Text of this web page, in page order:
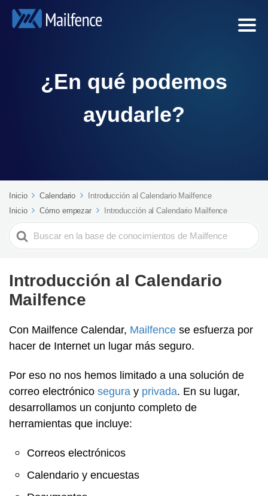
¿En qué podemos
ayudarle?
Inicio Calendario
Introducción al Calendario Mailfence
Inicio
Cómo empezar Introducción al Calendario Mailfence
Search
For
Introducción al Calendario
Mailfence
Con Mailfence Calendar, Mailfence se esfuerza por
hacer de Internet un lugar más seguro.
Por eso no nos hemos limitado a una solución de
correo electrónico segura y privada. En su lugar,
desarrollamos un conjunto completo de
herramientas que incluye:
Correos electrónicos
Calendario y encuestas